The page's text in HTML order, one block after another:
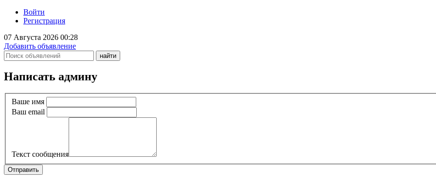
Войти
Регистрация
07 Августа 2026 00:28
Добавить объявление
Написать админу
Ваше имя
Ваш email
Текст сообщения
Отправить